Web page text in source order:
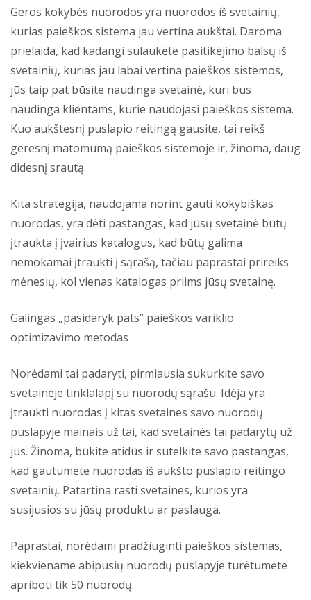
Geros kokybės nuorodos yra nuorodos iš svetainių,
kurias paieškos sistema jau vertina aukštai. Daroma
prielaida, kad kadangi sulaukėte pasitikėjimo balsų iš
svetainių, kurias jau labai vertina paieškos sistemos,
jūs taip pat būsite naudinga svetainė, kuri bus
naudinga klientams, kurie naudojasi paieškos sistema.
Kuo aukštesnį puslapio reitingą gausite, tai reikš
geresnį matomumą paieškos sistemoje ir, žinoma, daug
didesnį srautą.
Kita strategija, naudojama norint gauti kokybiškas
nuorodas, yra dėti pastangas, kad jūsų svetainė būtų
įtraukta į įvairius katalogus, kad būtų galima
nemokamai įtraukti į sąrašą, tačiau paprastai prireiks
mėnesių, kol vienas katalogas priims jūsų svetainę.
Galingas „pasidaryk pats“ paieškos variklio
optimizavimo metodas
Norėdami tai padaryti, pirmiausia sukurkite savo
svetainėje tinklalapį su nuorodų sąrašu. Idėja yra
įtraukti nuorodas į kitas svetaines savo nuorodų
puslapyje mainais už tai, kad svetainės tai padarytų už
jus. Žinoma, būkite atidūs ir sutelkite savo pastangas,
kad gautumėte nuorodas iš aukšto puslapio reitingo
svetainių. Patartina rasti svetaines, kurios yra
susijusios su jūsų produktu ar paslauga.
Paprastai, norėdami pradžiuginti paieškos sistemas,
kiekviename abipusių nuorodų puslapyje turėtumėte
apriboti tik 50 nuorodų.